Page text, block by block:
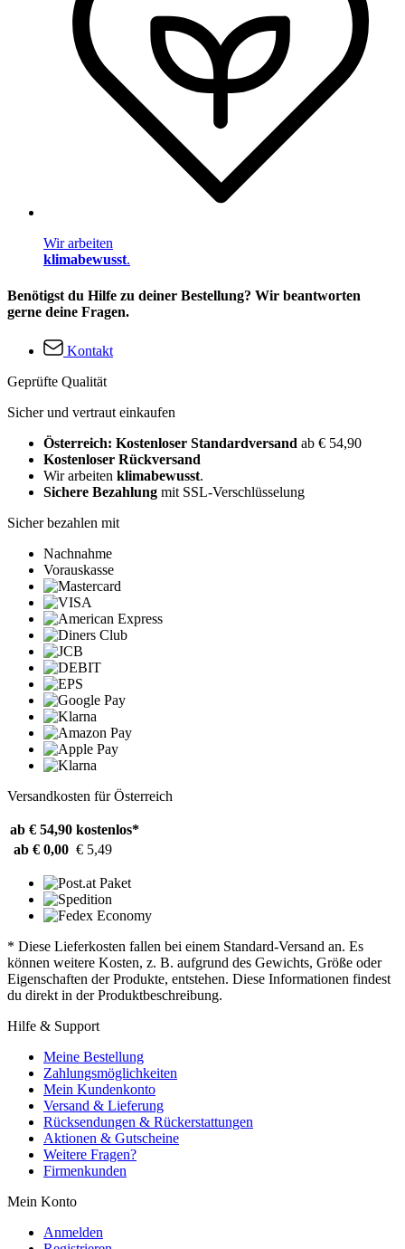
Wir arbeiten
klimabewusst.
Benötigst du Hilfe zu deiner Bestellung? Wir beantworten
gerne deine Fragen.
Kontakt
Geprüfte Qualität
Sicher und vertraut einkaufen
Österreich: Kostenloser Standardversand ab € 54,90
Kostenloser Rückversand
Wir arbeiten klimabewusst.
Sichere Bezahlung mit SSL-Verschlüsselung
Sicher bezahlen mit
Nachnahme
Vorauskasse
Versandkosten für Österreich
ab € 54,90 kostenlos*
ab € 0,00 € 5,49
* Diese Lieferkosten fallen bei einem Standard-Versand an. Es
können weitere Kosten, z. B. aufgrund des Gewichts, Größe oder
Eigenschaften der Produkte, entstehen. Diese Informationen findest
du direkt in der Produktbeschreibung.
Hilfe & Support
Meine Bestellung
Zahlungsmöglichkeiten
Mein Kundenkonto
Versand & Lieferung
Rücksendungen & Rückerstattungen
Aktionen & Gutscheine
Weitere Fragen?
Firmenkunden
Mein Konto
Anmelden